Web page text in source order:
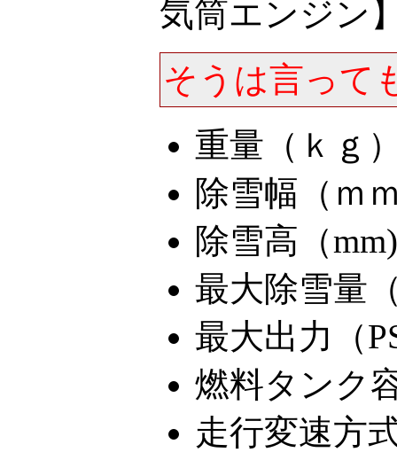
気筒エンジン
そうは言って
重量（ｋｇ
除雪幅（ｍ
除雪高（
最大除雪量
最大出力（
燃料タンク
走行変速方